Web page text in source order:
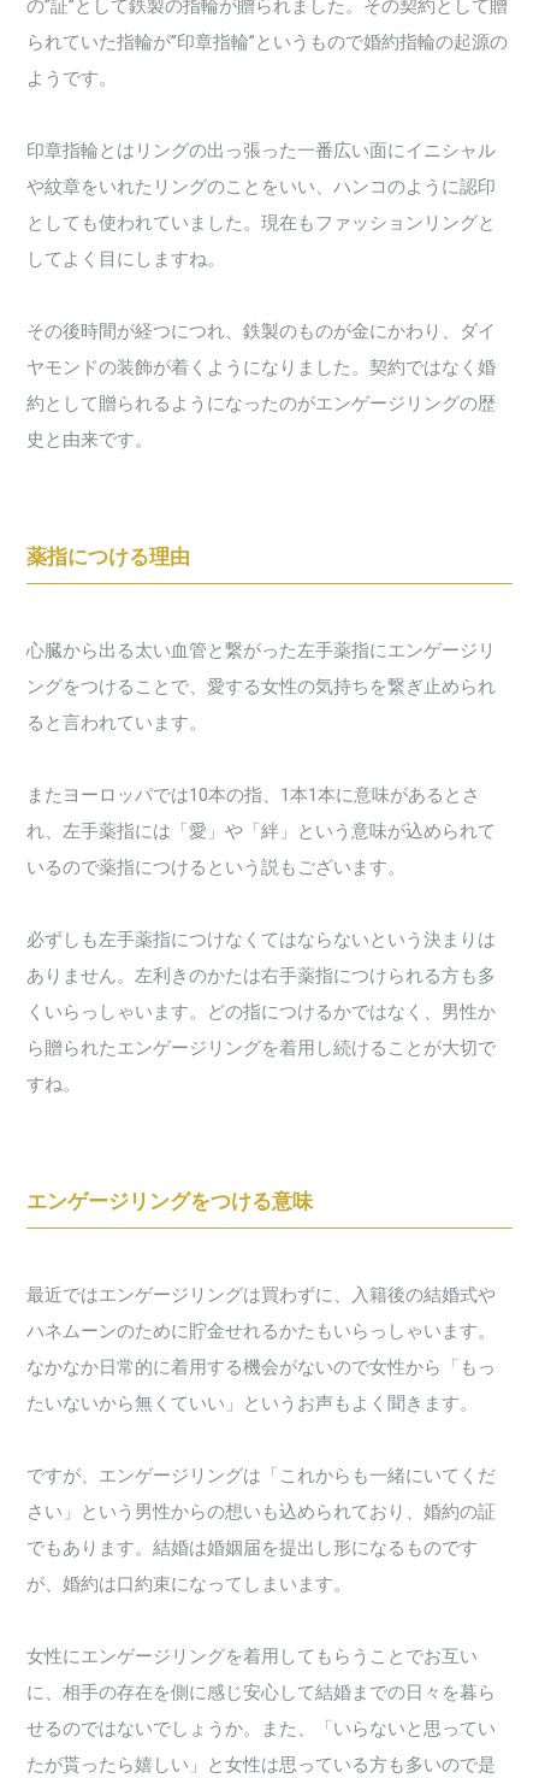
の”証”として鉄製の指輪が贈られました。その契約として贈
られていた指輪が”印章指輪”というもので婚約指輪の起源の
ようです。
印章指輪とはリングの出っ張った一番広い面にイニシャル
や紋章をいれたリングのことをいい、ハンコのように認印
としても使われていました。現在もファッションリングと
してよく目にしますね。
その後時間が経つにつれ、鉄製のものが金にかわり、ダイ
ヤモンドの装飾が着くようになりました。契約ではなく婚
約として贈られるようになったのがエンゲージリングの歴
史と由来です。
薬指につける理由
心臓から出る太い血管と繋がった左手薬指にエンゲージリ
ングをつけることで、愛する女性の気持ちを繋ぎ止められ
ると言われています。
またヨーロッパでは10本の指、1本1本に意味があるとさ
れ、左手薬指には「愛」や「絆」という意味が込められて
いるので薬指につけるという説もございます。
必ずしも左手薬指につけなくてはならないという決まりは
ありません。左利きのかたは右手薬指につけられる方も多
くいらっしゃいます。どの指につけるかではなく、男性か
ら贈られたエンゲージリングを着用し続けることが大切で
すね。
エンゲージリングをつける意味
最近ではエンゲージリングは買わずに、入籍後の結婚式や
ハネムーンのために貯金せれるかたもいらっしゃいます。
なかなか日常的に着用する機会がないので女性から「もっ
たいないから無くていい」というお声もよく聞きます。
ですが、エンゲージリングは「これからも一緒にいてくだ
さい」という男性からの想いも込められており、婚約の証
でもあります。結婚は婚姻届を提出し形になるものです
が、婚約は口約束になってしまいます。
女性にエンゲージリングを着用してもらうことでお互い
に、相手の存在を側に感じ安心して結婚までの日々を暮ら
せるのではないでしょうか。また、「いらないと思ってい
たが貰ったら嬉しい」と女性は思っている方も多いので是